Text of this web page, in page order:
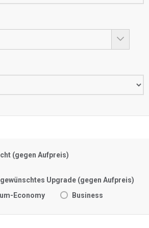
(gegen Aufpreis)
gewünschtes Upgrade (gegen Aufpreis)
Economy Business